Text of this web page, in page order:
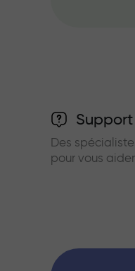
Des
pour vous aider